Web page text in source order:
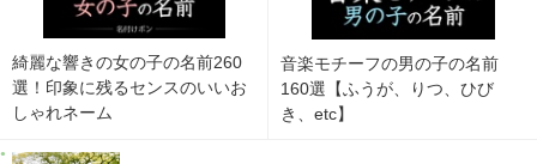
綺麗な響きの女の子の名前260
選！印象に残るセンスのいいお
しゃれネーム
音楽モチーフの男の子の名前
160選【ふうが、りつ、ひび
き、etc】